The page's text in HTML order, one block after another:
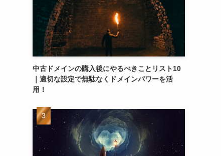
中古ドメインの購入後にやるべきことリスト10
｜適切な設定で無駄なくドメインパワーを活
用！